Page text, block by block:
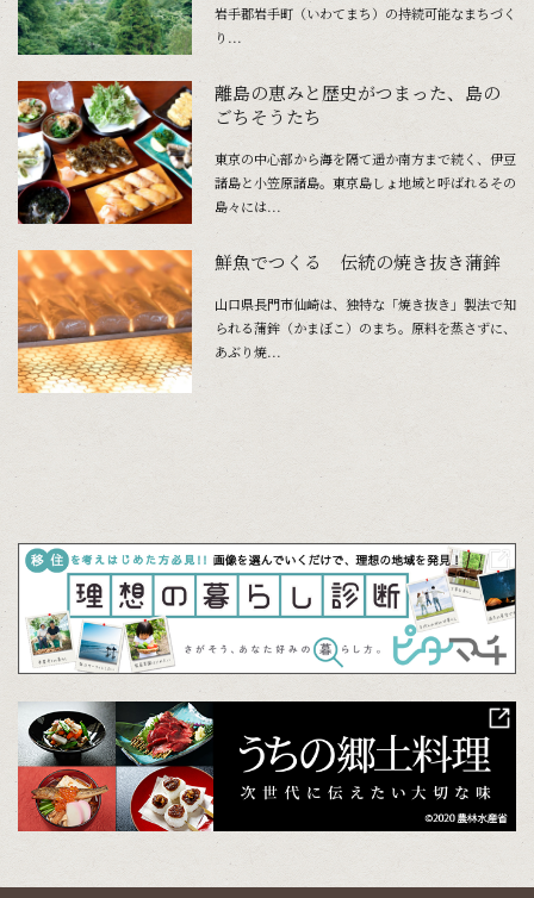
岩手郡岩手町（いわてまち）の持続可能なまちづく
り...
離島の恵みと歴史がつまった、島の
ごちそうたち
東京の中心部から海を隔て遥か南方まで続く、伊豆
諸島と小笠原諸島。東京島しょ地域と呼ばれるその
島々には...
鮮魚でつくる 伝統の焼き抜き蒲鉾
山口県長門市仙崎は、独特な「焼き抜き」製法で知
られる蒲鉾（かまぼこ）のまち。原料を蒸さずに、
あぶり焼...